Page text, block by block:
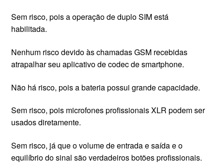
Sem risco, pois a operação de duplo SIM está
habilitada.
Nenhum risco devido às chamadas GSM recebidas
atrapalhar seu aplicativo de codec de smartphone.
Não há risco, pois a bateria possui grande capacidade.
Sem risco, pois microfones profissionais XLR podem ser
usados ​​diretamente.
Sem risco, já que o volume de entrada e saída e o
equilíbrio do sinal são verdadeiros botões profissionais.